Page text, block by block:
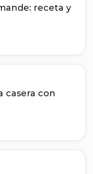
receta y
casera con